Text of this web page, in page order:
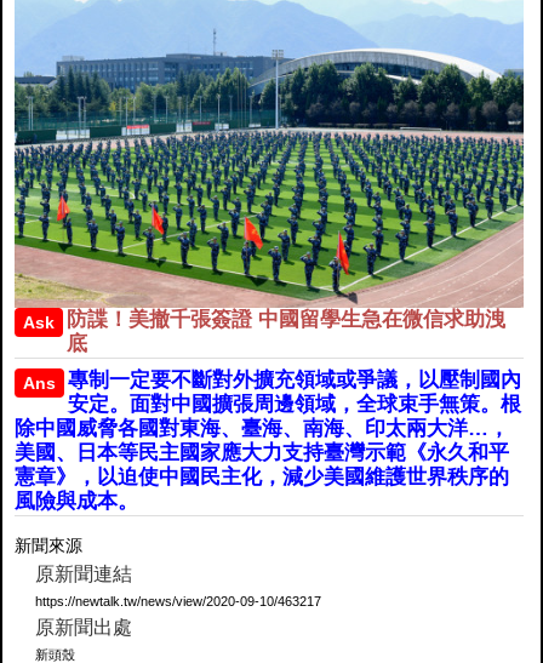
Ask
防諜！美撤千張簽證 中國留學生急在微信求助洩
底
Ans
專制一定要不斷對外擴充領域或爭議，以壓制國內
安定。面對中國擴張周邊領域，全球束手無策。根
除中國威脅各國對東海、臺海、南海、印太兩大洋…，
美國、日本等民主國家應大力支持臺灣示範《永久和平
憲章》，以迫使中國民主化，減少美國維護世界秩序的
風險與成本。
新聞來源
原新聞連結
https://newtalk.tw/news/view/2020-09-10/463217
原新聞出處
新頭殼